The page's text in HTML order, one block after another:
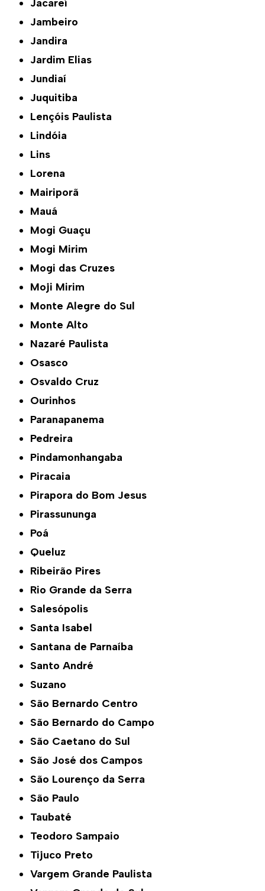
Jacareí
Jambeiro
Jandira
Jardim Elias
Jundiaí
Juquitiba
Lençóis Paulista
Lindóia
Lins
Lorena
Mairiporã
Mauá
Mogi Guaçu
Mogi Mirim
Mogi das Cruzes
Moji Mirim
Monte Alegre do Sul
Monte Alto
Nazaré Paulista
Osasco
Osvaldo Cruz
Ourinhos
Paranapanema
Pedreira
Pindamonhangaba
Piracaia
Pirapora do Bom Jesus
Pirassununga
Poá
Queluz
Ribeirão Pires
Rio Grande da Serra
Salesópolis
Santa Isabel
Santana de Parnaíba
Santo André
Suzano
São Bernardo Centro
São Bernardo do Campo
São Caetano do Sul
São José dos Campos
São Lourenço da Serra
São Paulo
Taubaté
Teodoro Sampaio
Tijuco Preto
Vargem Grande Paulista